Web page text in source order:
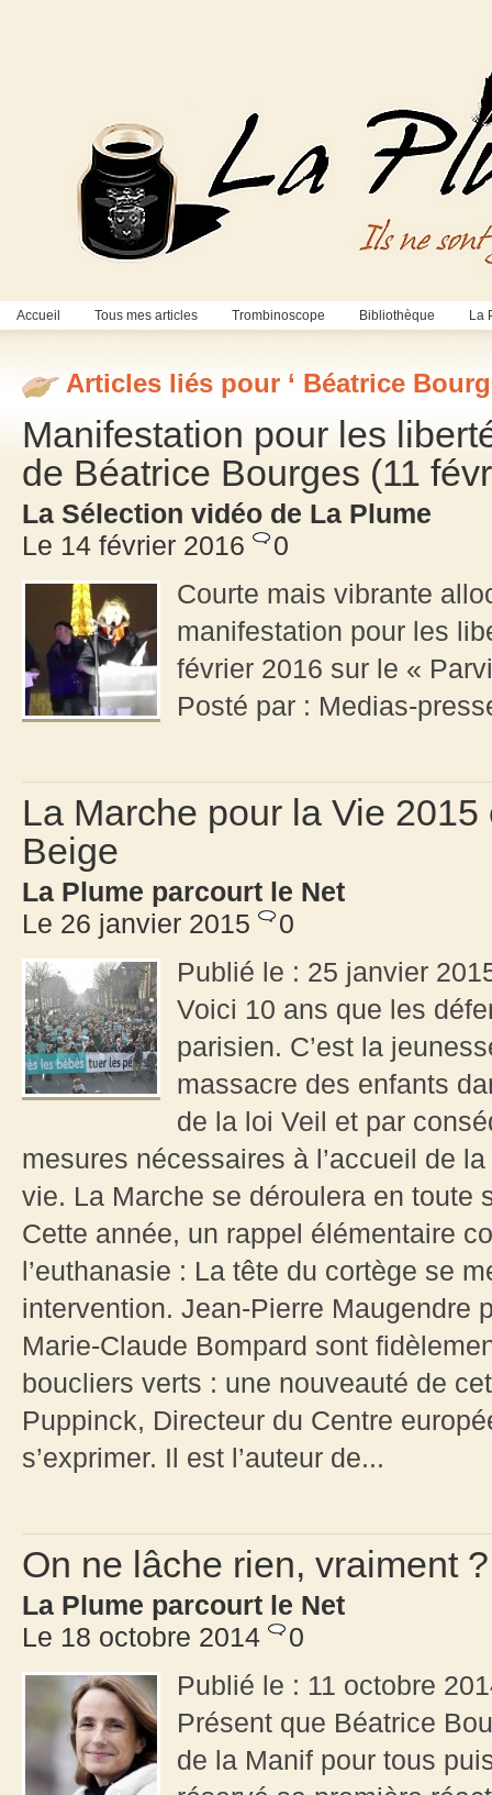
Accueil Tous mes articles Trombinoscope Bibliothèque La
Articles liés pour ‘ Béatrice
Manifestation pour les
de Béatrice Bourges (11
La Sélection vidéo de La Plume
Le 14 février 2016
0
Courte mais vibrante
manifestation pour les
février 2016 sur le «
Posté par : Medias-
La Marche pour la Vie
Beige
La Plume parcourt le Net
Le 26 janvier 2015
0
Publié le : 25 janvier
Voici 10 ans que les
parisien. C’est la
massacre des enfants
de la loi Veil et par
mesures nécessaires à l’accueil de
vie. La Marche se déroulera en toute
Cette année, un rappel élémentaire
l’euthanasie : La tête du cortège se
intervention. Jean-Pierre Maugendre
Marie-Claude Bompard sont
boucliers verts : une nouveauté de
Puppinck, Directeur du Centre
s’exprimer. Il est l’auteur de...
On ne lâche rien, vraiment
La Plume parcourt le Net
Le 18 octobre 2014
0
Publié le : 11 octobre
Présent que Béatrice
de la Manif pour tous